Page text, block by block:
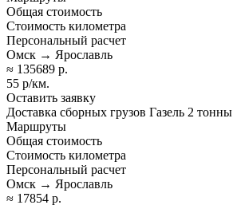
Общая стоимость
Стоимость километра
Персональный расчет
Омск → Ярославль
≈ 135689 р.
55 р/км.
Оставить заявку
Доставка сборных грузов Газель 2 тонны
Маршруты
Общая стоимость
Стоимость километра
Персональный расчет
Омск → Ярославль
≈ 17854 р.